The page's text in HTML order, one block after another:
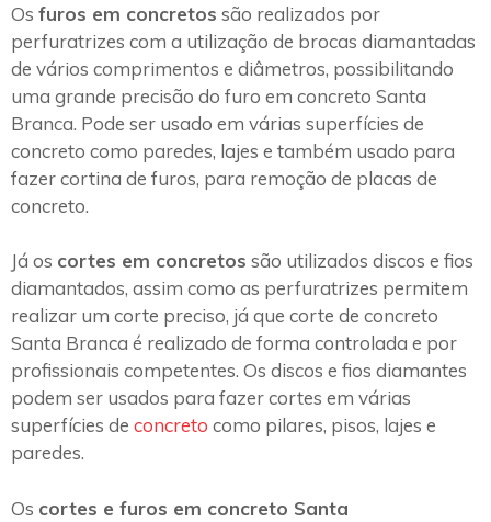
Os furos em concretos são realizados por
perfuratrizes com a utilização de brocas diamantadas
de vários comprimentos e diâmetros, possibilitando
uma grande precisão do furo em concreto Santa
Branca. Pode ser usado em várias superfícies de
concreto como paredes, lajes e também usado para
fazer cortina de furos, para remoção de placas de
concreto.
Já os cortes em concretos são utilizados discos e fios
diamantados, assim como as perfuratrizes permitem
realizar um corte preciso, já que corte de concreto
Santa Branca é realizado de forma controlada e por
profissionais competentes. Os discos e fios diamantes
podem ser usados para fazer cortes em várias
superfícies de concreto como pilares, pisos, lajes e
paredes.
Os cortes e furos em concreto Santa